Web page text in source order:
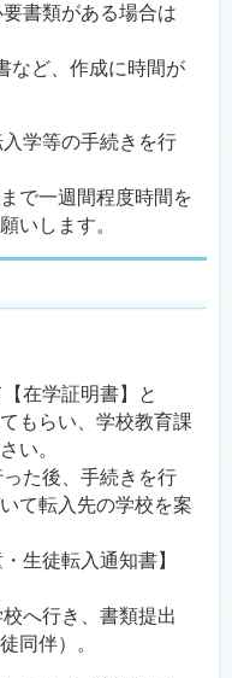
書類がある場合は
など、作成に時間が
学等の手続きを行
一週間程度時間を
いします。
在学証明書】と
もらい、学校教育課
い。
た後、手続きを行
て転入先の学校を案
生徒転入通知書】
へ行き、書類提出
同伴）。